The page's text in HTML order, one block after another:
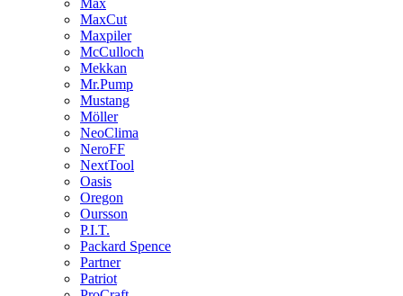
Max
MaxCut
Maxpiler
McCulloch
Mekkan
Mr.Pump
Mustang
Möller
NeoClima
NeroFF
NextTool
Oasis
Oregon
Oursson
P.I.T.
Packard Spence
Partner
Patriot